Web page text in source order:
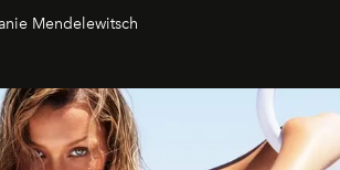
toute son élégance intemporelle.
Mendelewitsch